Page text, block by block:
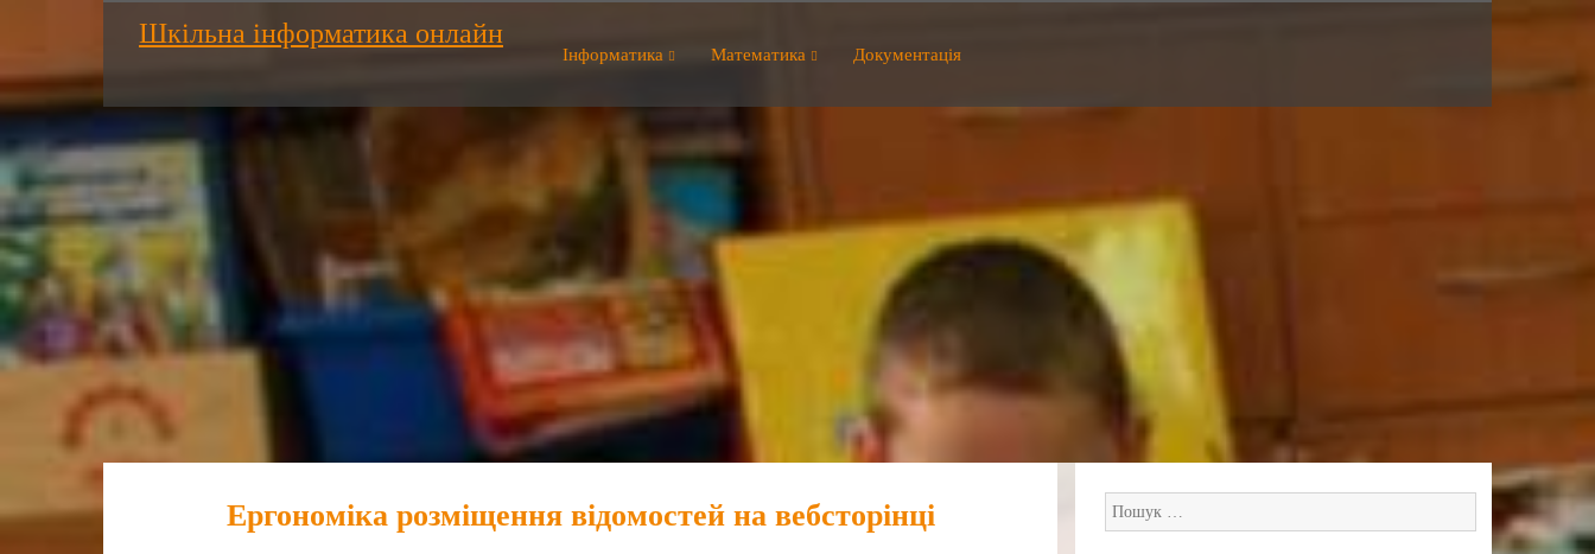
Шкільна інформатика онлайн
Інформатика Математика Документація
Ергономіка розміщення відомостей на вебсторінці Пошук: